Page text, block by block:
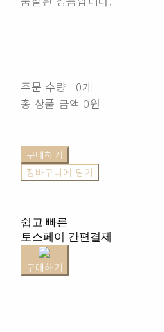
주문 수량
0개
총 상품 금액 0원
구매하기
장바구니에 담기
쉽고 빠른
토스페이 간편결제
구매하기